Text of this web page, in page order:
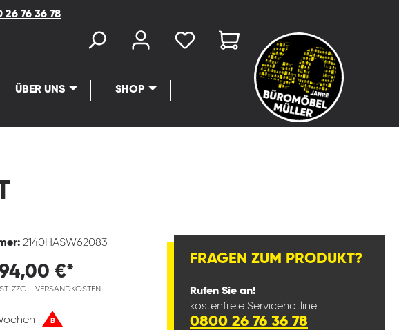
26 76 36 78
ÜBER UNS
SHOP
2140HASW62083
€*
ZZGL. VERSANDKOSTEN
B
FRAGEN ZUM PRODUKT?
Rufen Sie an!
kostenfreie Servicehotline
0800 26 76 36 78